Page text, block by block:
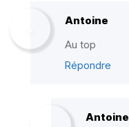
Antoine
Au top
Répondre
Antoine